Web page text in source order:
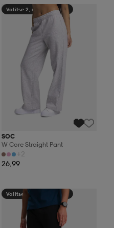
Valitse 2, maksa 44,99€
SOC
W Core Straight Pant
+2
26,99
Valitse 2, maksa 44,99€